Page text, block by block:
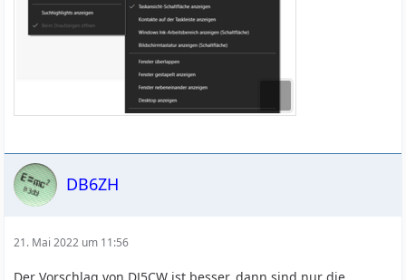
DB6ZH
21. Mai 2022 um 11:56
Der Vorschlag von DJ5CW ist besser, dann sind nur die